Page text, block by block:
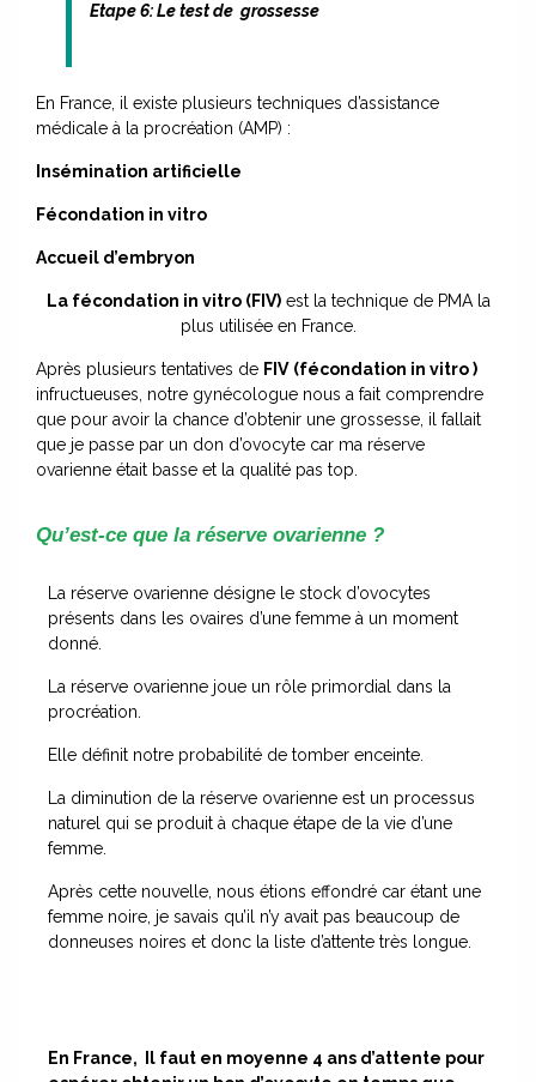
Etape 6: Le test de grossesse
En France, il existe plusieurs techniques d’assistance
médicale à la procréation (AMP) :
Insémination artificielle
Fécondation in vitro
Accueil d’embryon
La fécondation in vitro (FIV)est la technique de PMA la
plus utilisée en France.
Après plusieurs tentatives de FIV (fécondation in vitro )
infructueuses, notre gynécologue nous a fait comprendre
que pour avoir la chance d’obtenir une grossesse, il fallait
que je passe par un don d’ovocyte car ma réserve
ovarienne était basse et la qualité pas top.
Qu’est-ce que la réserve ovarienne ?
La réserve ovarienne désigne le stock d’ovocytes
présents dans les ovaires d’une femme à un moment
donné.
La réserve ovarienne joue un rôle primordial dans la
procréation.
Elle définit notre probabilité de tomber enceinte.
La diminution de la réserve ovarienne est un processus
naturel qui se produit à chaque étape de la vie d’une
femme.
Après cette nouvelle, nous étions effondré car étant une
femme noire, je savais qu’il n’y avait pas beaucoup de
donneuses noires et donc la liste d’attente très longue.
En France, Il faut en moyenne 4 ans d’attente pour